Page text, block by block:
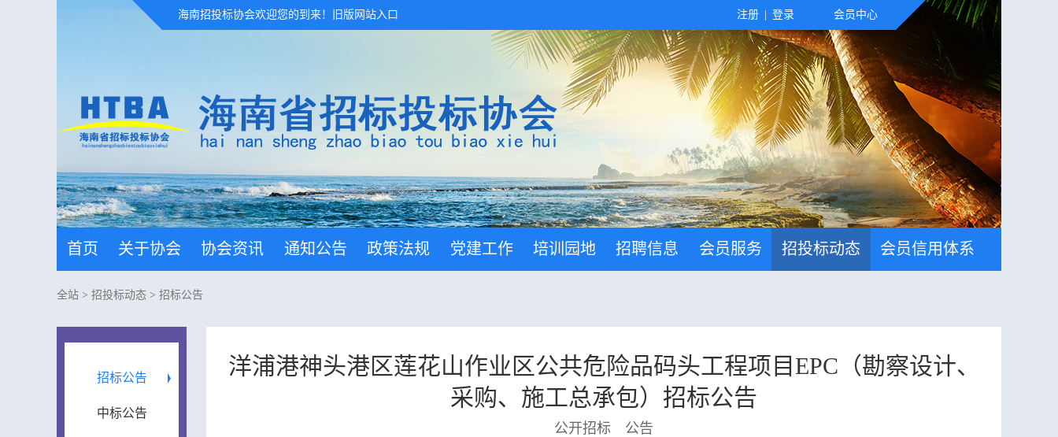
海南招投标协会欢迎您的到来！ 旧版网站入口 注册 登录 会员中心
首页 关于协会 协会资讯 通知公告 政策法规 党建工作 培训园地 招聘信息 会员服务 招投标动态 会员信用体系
全站 > 招投标动态 > 招标公告
招标公告
中标公告
洋浦港神头港区莲花山作业区公共危险品码头工程项目EPC（勘察设计、
采购、施工总承包）招标公告
公开招标 公告